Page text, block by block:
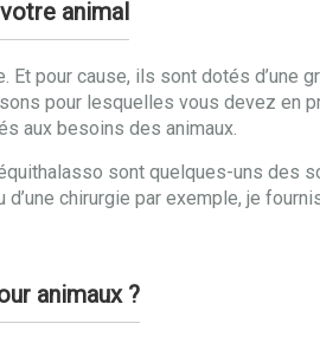
animal
pour cause, ils sont dotés d’une
pour lesquelles vous devez en
aux besoins des animaux.
sont quelques-uns des
chirurgie par exemple, je
animaux ?